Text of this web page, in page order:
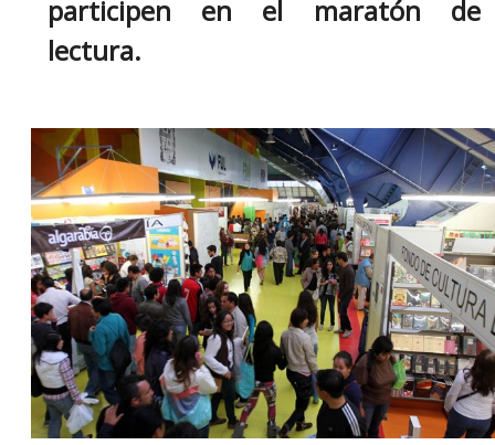
o
s
k
o
p
e
n
participen en el maratón de
lectura.